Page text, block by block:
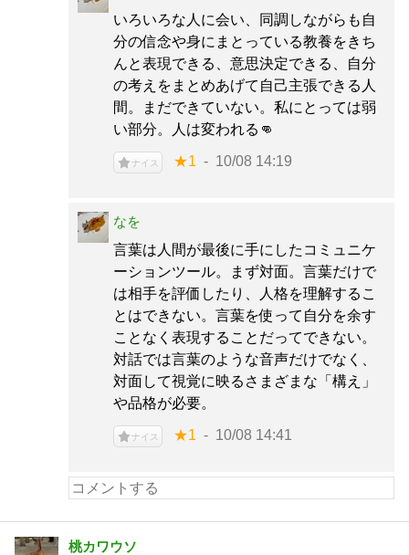
いろいろな人に会い、同調しながらも自
分の信念や身にまとっている教養をきち
んと表現できる、意思決定できる、自分
の考えをまとめあげて自己主張できる人
間。まだできていない。私にとっては弱
い部分。人は変われる👊
ナイス ★1 10/08 14:19
なを
言葉は人間が最後に手にしたコミュニケ
ーションツール。まず対面。言葉だけで
は相手を評価したり、人格を理解するこ
とはできない。言葉を使って自分を余す
ことなく表現することだってできない。
対話では言葉のような音声だけでなく、
対面して視覚に映るさまざまな「構え」
や品格が必要。
ナイス ★1 10/08 14:41
桃カワウソ